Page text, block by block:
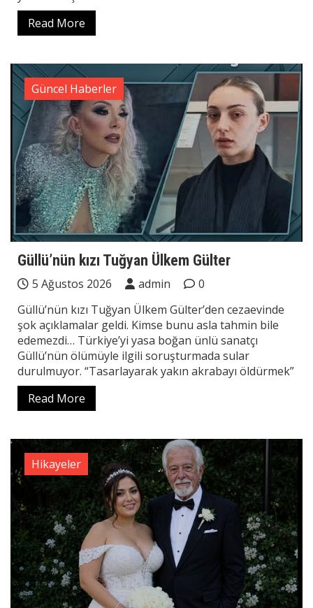
Read More
Güncel Haberler
Güllü’nün kızı Tuğyan Ülkem Gülter
5 Ağustos 2026 admin
0
Güllü’nün kızı Tuğyan Ülkem Gülter’den cezaevinde
şok açıklamalar geldi. Kimse bunu asla tahmin bile
edemezdi… Türkiye’yi yasa boğan ünlü sanatçı
Güllü’nün ölümüyle ilgili soruşturmada sular
durulmuyor. “Tasarlayarak yakın akrabayı öldürmek”
Read More
Hikayeler